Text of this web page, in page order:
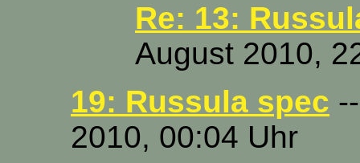
Re: 13:
August 2010,
19: Russula spec
2010, 00:04 Uhr